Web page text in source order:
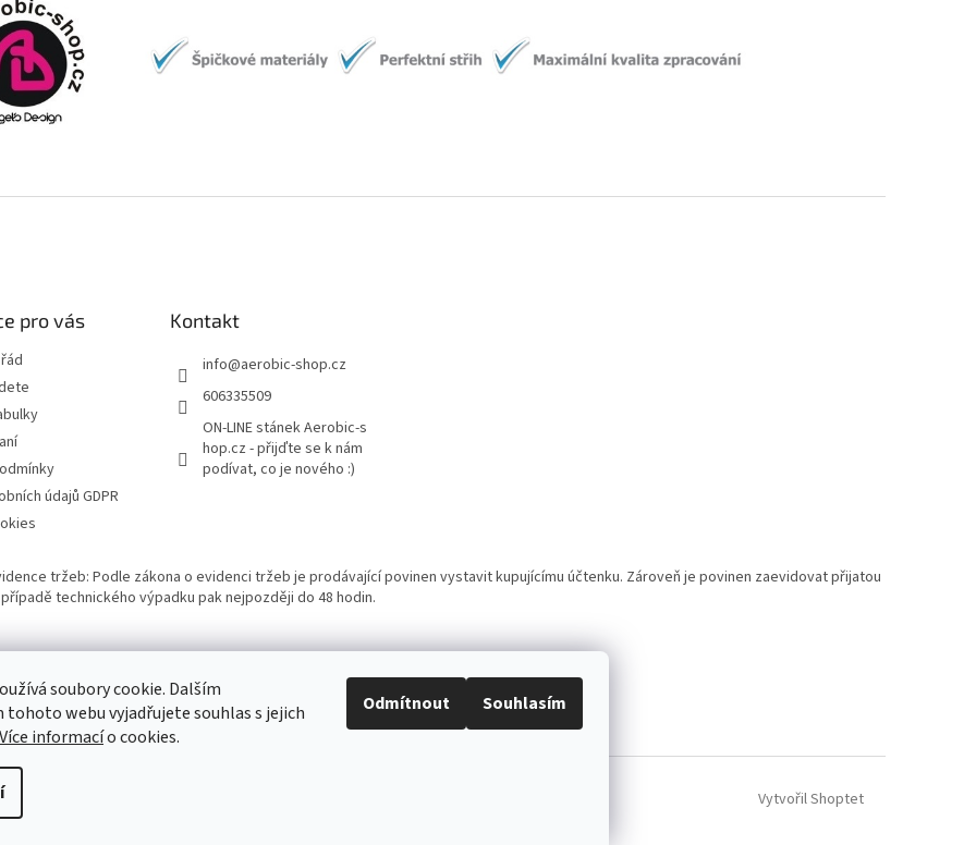
soubory cookie. Dalším
tohoto webu vyjadřujete souhlas s jejich
Více informacío cookies.
Odmítnout Souhlasím
pro vás
údajů GDPR
Kontakt
info@aerobic-shop.cz
606335509
ON-LINE stánek Aerobic-s
hop.cz - přijďte se k nám
podívat, co je nového :)
tržeb: Podle zákona o evidenci tržeb je prodávající povinen vystavit kupujícímu účtenku. Zároveň je povinen zaevidovat přijatou
technického výpadku pak nejpozději do 48 hodin.
Vytvořil Shoptet